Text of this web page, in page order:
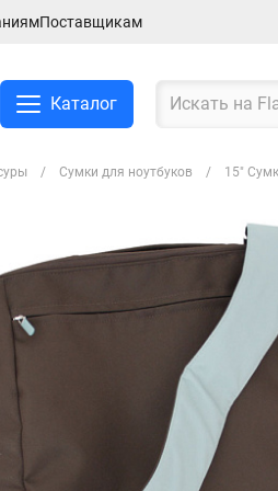
Поставщикам
Каталог
Сумки для ноутбуков 15"